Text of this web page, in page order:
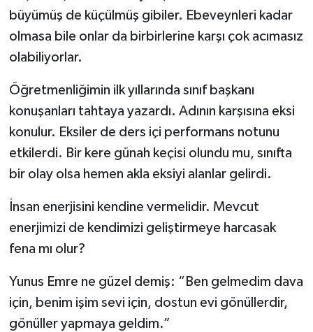
büyümüş de küçülmüş gibiler. Ebeveynleri kadar
olmasa bile onlar da birbirlerine karşı çok acımasız
olabiliyorlar.
Öğretmenliğimin ilk yıllarında sınıf başkanı
konuşanları tahtaya yazardı. Adının karşısına eksi
konulur. Eksiler de ders içi performans notunu
etkilerdi. Bir kere günah keçisi olundu mu, sınıfta
bir olay olsa hemen akla eksiyi alanlar gelirdi.
İnsan enerjisini kendine vermelidir. Mevcut
enerjimizi de kendimizi geliştirmeye harcasak
fena mı olur?
Yunus Emre ne güzel demiş: “Ben gelmedim dava
için, benim işim sevi için, dostun evi gönüllerdir,
gönüller yapmaya geldim.”